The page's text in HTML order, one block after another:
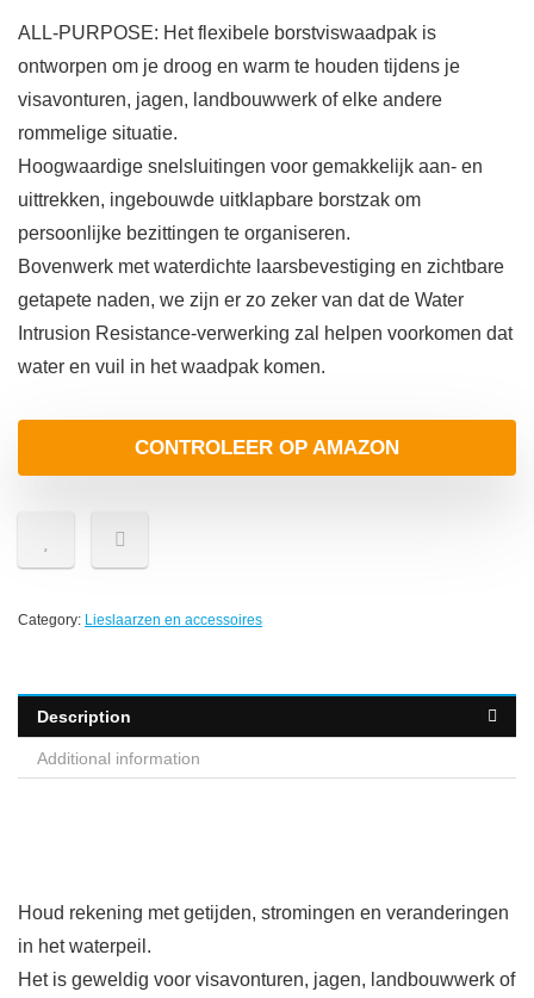
ALL-PURPOSE: Het flexibele borstviswaadpak is
ontworpen om je droog en warm te houden tijdens je
visavonturen, jagen, landbouwwerk of elke andere
rommelige situatie.
Hoogwaardige snelsluitingen voor gemakkelijk aan- en
uittrekken, ingebouwde uitklapbare borstzak om
persoonlijke bezittingen te organiseren.
Bovenwerk met waterdichte laarsbevestiging en zichtbare
getapete naden, we zijn er zo zeker van dat de Water
Intrusion Resistance-verwerking zal helpen voorkomen dat
water en vuil in het waadpak komen.
CONTROLEER OP AMAZON
Category: Lieslaarzen en accessoires
Description
Additional information
Houd rekening met getijden, stromingen en veranderingen
in het waterpeil.
Het is geweldig voor visavonturen, jagen, landbouwwerk of